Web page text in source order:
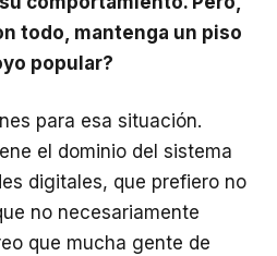
todo, mantenga un piso
popular?
para esa situación.
el dominio del sistema
digitales, que prefiero no
no necesariamente
que mucha gente de